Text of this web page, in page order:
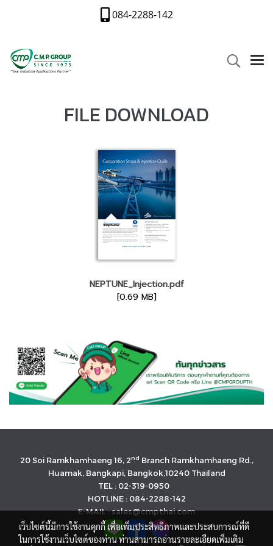
084-2288-142
FILE DOWNLOAD
NEPTUNE_Injection.pdf
[0.69 MB]
20 Soi Ramkhamhaeng 16, 2nd Branch Ramkhamhaeng Rd.,
Huamak, Bangkapi, Bangkok,10240 Thailand
TEL : 02-319-0950
HOTLINE : 084-2288-142
E-MAIL : sales@cmpthai.com
เว็บไซต์นี้มีการใช้งานคุกกี้ เพื่อเพิ่มประสิทธิภาพและประสบการณ์ที่ดี
ในการใช้งานเว็บไซต์ของท่าน ท่านสามารถอ่านรายละเอียดเพิ่มเติม